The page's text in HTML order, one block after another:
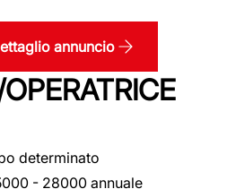
annuncio
determinato
- 28000 annuale